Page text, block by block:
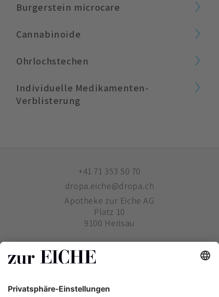
Burgerstein microcare
Cannabinoide
Ohrlochstechen
Individuelle Medikamenten-
Verblisterung
+41 71 353 50 70
dropa.eiche@dropa.ch
Apotheke zur Eiche AG
Platz 10
9100 Herisau
ZUR EICHE